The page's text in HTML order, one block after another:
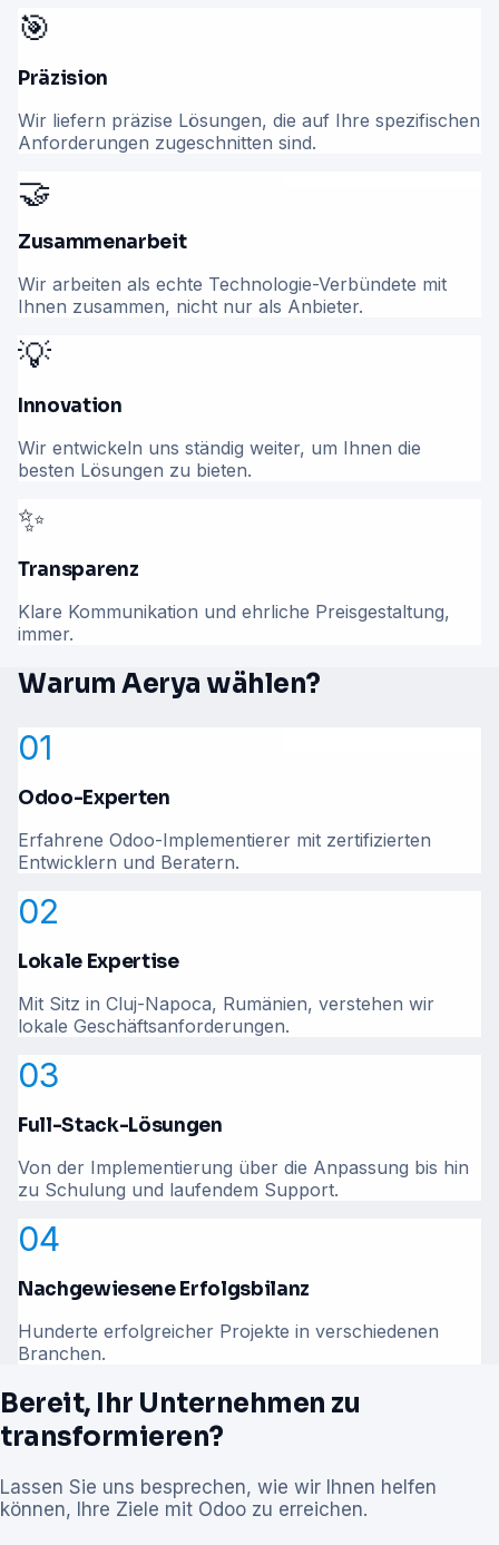
🎯
Präzision
Wir liefern präzise Lösungen, die auf Ihre spezifischen
Anforderungen zugeschnitten sind.
🤝
Zusammenarbeit
Wir arbeiten als echte Technologie-Verbündete mit
Ihnen zusammen, nicht nur als Anbieter.
💡
Innovation
Wir entwickeln uns ständig weiter, um Ihnen die
besten Lösungen zu bieten.
✨
Transparenz
Klare Kommunikation und ehrliche Preisgestaltung,
immer.
Warum Aerya wählen?
01
Odoo-Experten
Erfahrene Odoo-Implementierer mit zertifizierten
Entwicklern und Beratern.
02
Lokale Expertise
Mit Sitz in Cluj-Napoca, Rumänien, verstehen wir
lokale Geschäftsanforderungen.
03
Full-Stack-Lösungen
Von der Implementierung über die Anpassung bis hin
zu Schulung und laufendem Support.
04
Nachgewiesene Erfolgsbilanz
Hunderte erfolgreicher Projekte in verschiedenen
Branchen.
Bereit, Ihr Unternehmen zu
transformieren?
Lassen Sie uns besprechen, wie wir Ihnen helfen
können, Ihre Ziele mit Odoo zu erreichen.